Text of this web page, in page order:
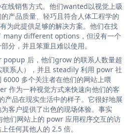
线销售方式。他们wanted以视觉上吸
产品质量、轻巧且符合人体工程学的
为此提供足够的解决方案。他们在找
many different options，但没有一个
分，并且笨重且难以使用。
后，他们grow 的联系人数量超
联系人），并且 steadily 利用 powr 社
多个关注者在他们的网站上喂
作为一种视觉方式来快速向他们的客
品在现实生活中的样子。它很好地展
客户提供了出色的现场体验。事实
们网站上的 powr 应用程序交互的访
任何其他人的 2.5 倍。